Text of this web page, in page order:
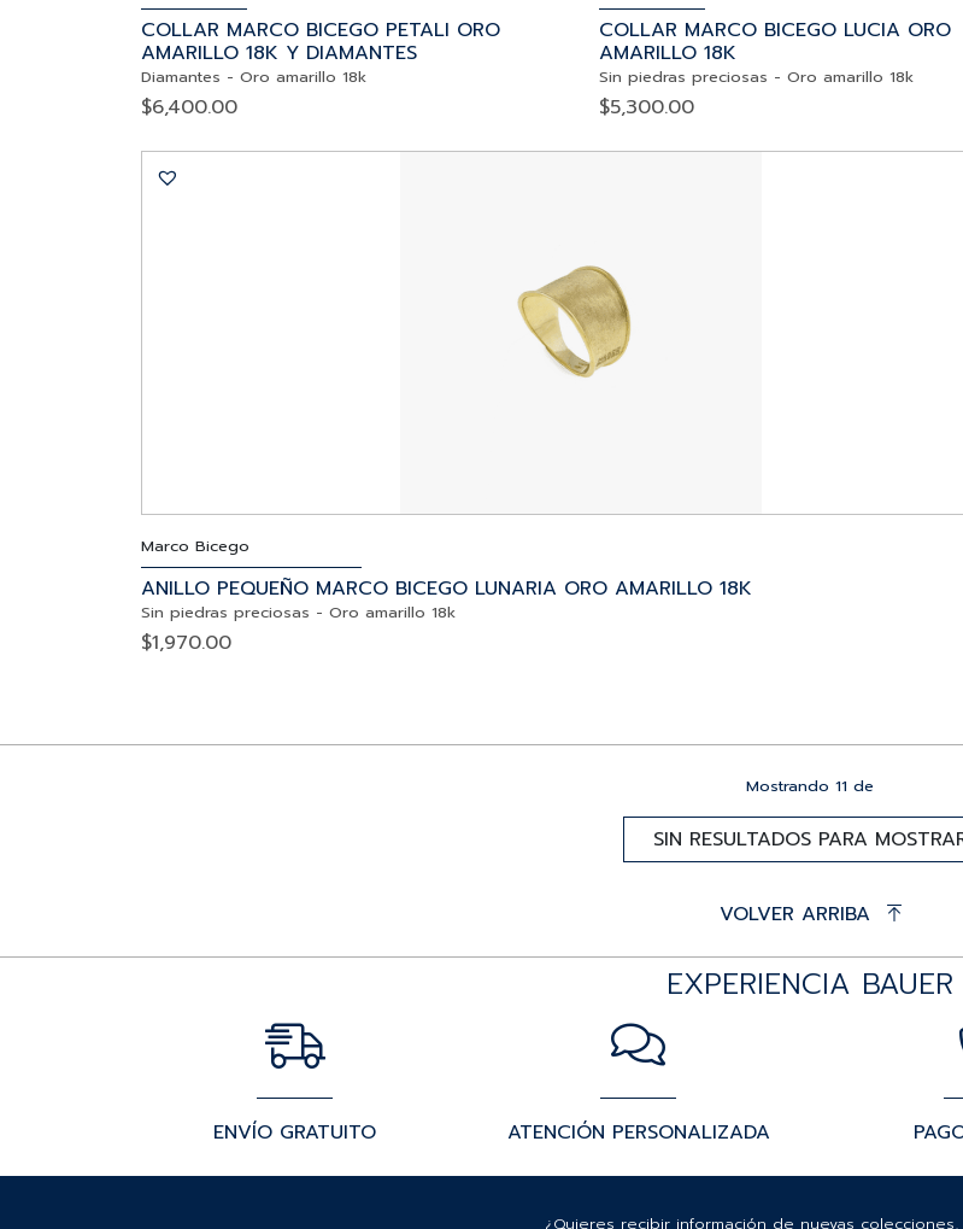
COLLAR MARCO BICEGO PETALI ORO
AMARILLO 18K Y DIAMANTES
Diamantes - Oro amarillo 18k
$6,400.00
COLLAR MARCO BICEGO LUCIA ORO
AMARILLO 18K
Sin piedras preciosas - Oro amarillo 18k
$5,300.00
Marco Bicego
ANILLO PEQUEÑO MARCO BICEGO LUNARIA ORO AMARILLO 18K
Sin piedras preciosas - Oro amarillo 18k
$1,970.00
Mostrando 11 de
SIN RESULTADOS PARA
VOLVER ARRIBA
EXPERIENCIA BAUER
ENVÍO GRATUITO ATENCIÓN PERSONALIZADA
¿Quieres recibir información de nuevas